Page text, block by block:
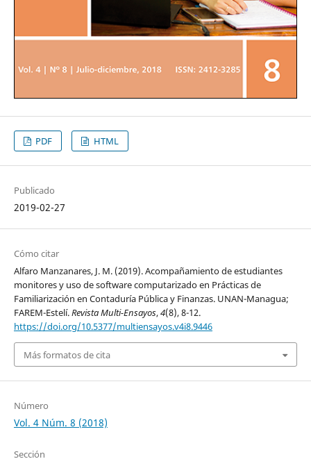
PDF HTML
Publicado
2019-02-27
Cómo citar
Alfaro Manzanares, J. M. (2019). Acompañamiento de estudiantes
monitores y uso de software computarizado en Prácticas de
Familiarización en Contaduría Pública y Finanzas. UNAN-Managua;
FAREM-Estelí.Revista Multi-Ensayos,4(8), 8-12.
https://doi.org/10.5377/multiensayos.v4i8.9446
Más formatos de cita
Número
Vol. 4 Núm. 8 (2018)
Sección